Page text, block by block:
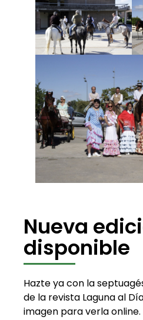
Nueva
disponible
Hazte ya con la
de la revista Laguna al
imagen para verla online.